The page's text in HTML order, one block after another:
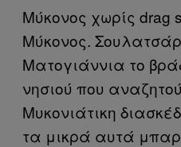
Μύκονος χωρίς drag
Μύκονος.
Ματογιάννια το
νησιού που
Μυκονιάτικη
τα μικρά αυτά